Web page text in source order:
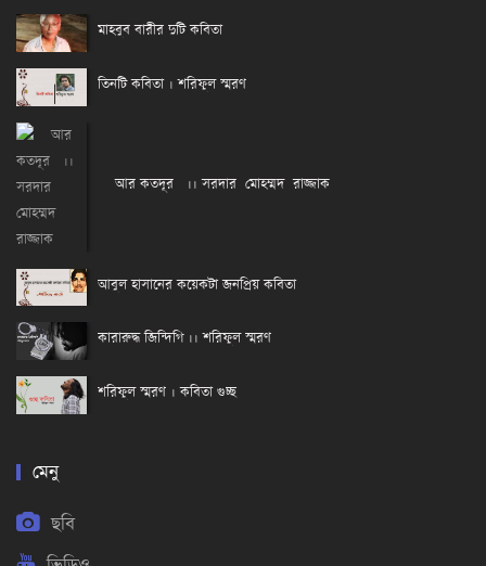
মাহবুব বারীর দুটি কবিতা
তিনটি কবিতা । শরিফুল স্মরণ
আর কতদূর ।। সরদার মোহম্মদ রাজ্জাক
আবুল হাসানের কয়েকটা জনপ্রিয় কবিতা
কারারুদ্ধ জিন্দিগি ।। শরিফুল স্মরণ
শরিফুল স্মরণ । কবিতা গুচ্ছ
মেনু
ছবি